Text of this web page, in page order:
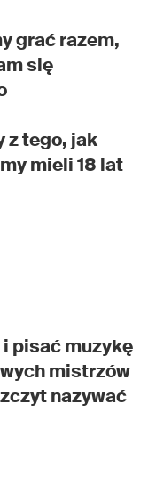
grać razem,
się
z tego, jak
mieli 18 lat
i pisać muzykę
mistrzów
nazywać